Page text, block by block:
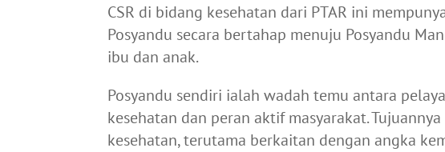
CSR di bidang kesehatan dari PTAR ini
Posyandu secara bertahap menuju Posyandu
ibu dan anak.
Posyandu sendiri ialah wadah temu antara
kesehatan dan peran aktif masyarakat.
kesehatan, terutama berkaitan dengan angka